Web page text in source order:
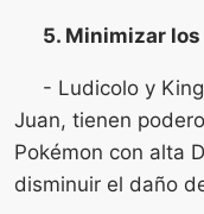
5. Minimizar
- Ludicolo y
Juan, tienen
Pokémon con alta
disminuir el daño